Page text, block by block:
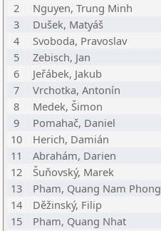
2
Nguyen, Trung Minh
3
Dušek, Matyáš
4
Svoboda, Pravoslav
5
Zebisch, Jan
6
Jeřábek, Jakub
7
Vrchotka, Antonín
8
Medek, Šimon
9
Pomahač, Daniel
10
Herich, Damián
11
Abrahám, Darien
12
Šuňovský, Marek
13
Pham, Quang Nam Phong
14
Děžinský, Filip
15
Pham, Quang Nhat